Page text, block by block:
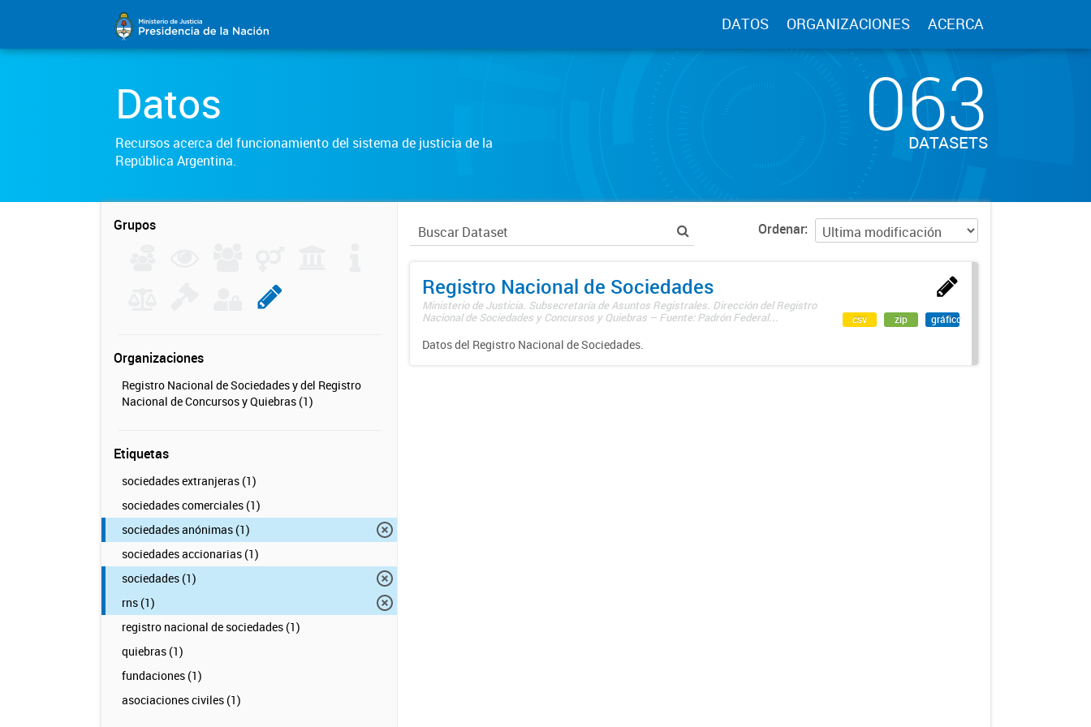
DATOS ORGANIZACIONES ACERCA
Datos
Recursos acerca del funcionamiento del sistema de justicia de la
República Argentina.
063
DATASETS
Grupos
Organizaciones
Registro Nacional de Sociedades y del Registro
Nacional de Concursos y Quiebras (1)
Etiquetas
sociedades extranjeras (1)
sociedades comerciales (1)
sociedades anónimas (1)
sociedades accionarias (1)
sociedades (1)
rns (1)
registro nacional de sociedades (1)
quiebras (1)
fundaciones (1)
asociaciones civiles (1)
Ordenar
Registro Nacional de Sociedades
Ministerio de Justicia. Subsecretaría de Asuntos Registrales. Dirección del Registro
Nacional de Sociedades y Concursos y Quiebras – Fuente: Padrón Federal...
Datos del Registro Nacional de Sociedades.
csv zip gráfico